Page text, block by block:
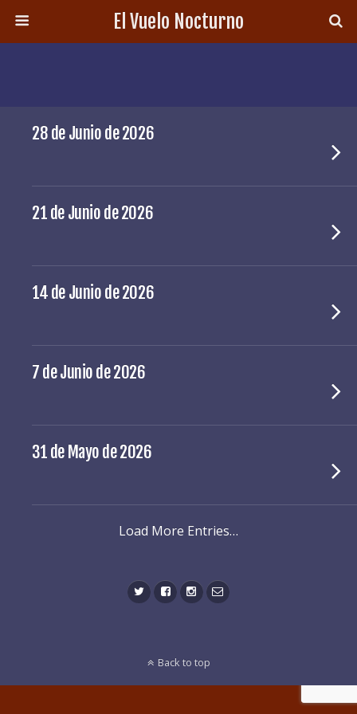
El Vuelo Nocturno
28 de Junio de 2026
21 de Junio de 2026
14 de Junio de 2026
7 de Junio de 2026
31 de Mayo de 2026
Load More Entries…
Back to top